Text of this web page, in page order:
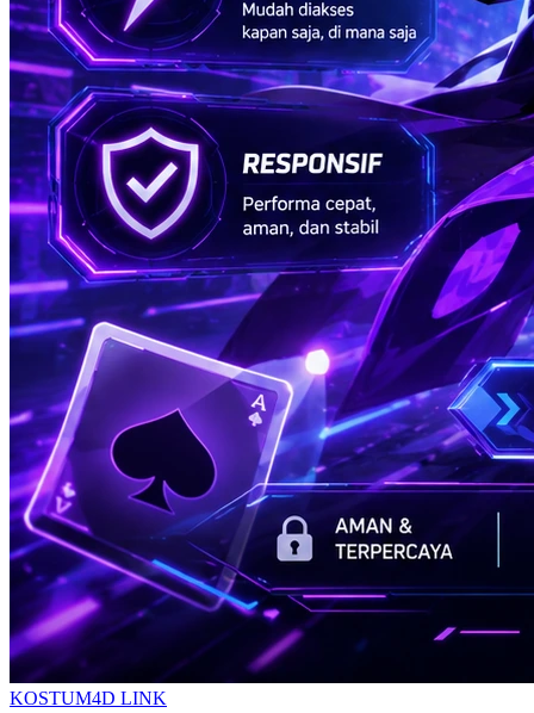
KOSTUM4D LINK